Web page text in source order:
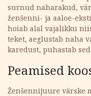
surnud naharakud,
ženšenni- ja aaloe-
hoiab alal vajalikku
teket, aeglustab naha
karedust, puhastab
Peamised
Ženšennijuure värske